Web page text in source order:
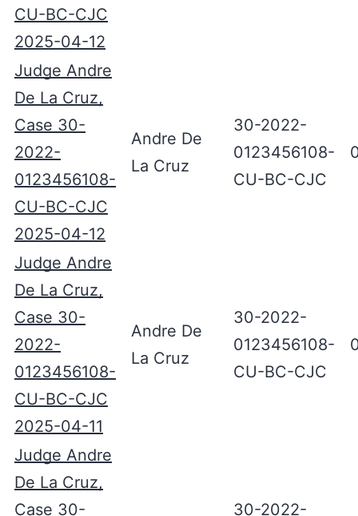
CU-BC-CJC
2025-04-12
Judge Andre
De La Cruz,
Case 30-
2022-
0123456108-
CU-BC-CJC
2025-04-12
Andre De
La Cruz
30-2022-
0123456108-
CU-BC-CJC
Judge Andre
De La Cruz,
Case 30-
2022-
0123456108-
CU-BC-CJC
2025-04-11
Andre De
La Cruz
30-2022-
0123456108-
CU-BC-CJC
Judge Andre
De La Cruz,
Case 30-
30-2022-